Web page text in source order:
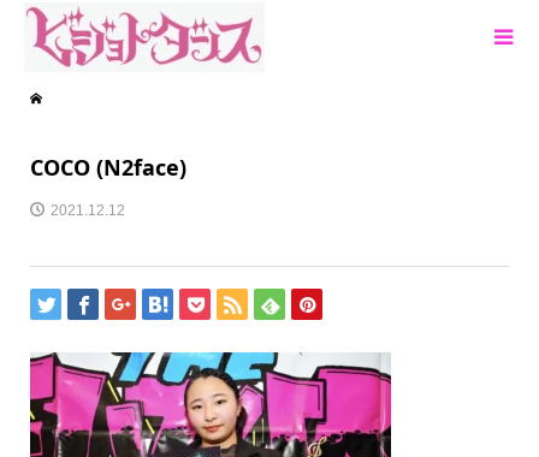
COCO (N2face)
2021.12.12